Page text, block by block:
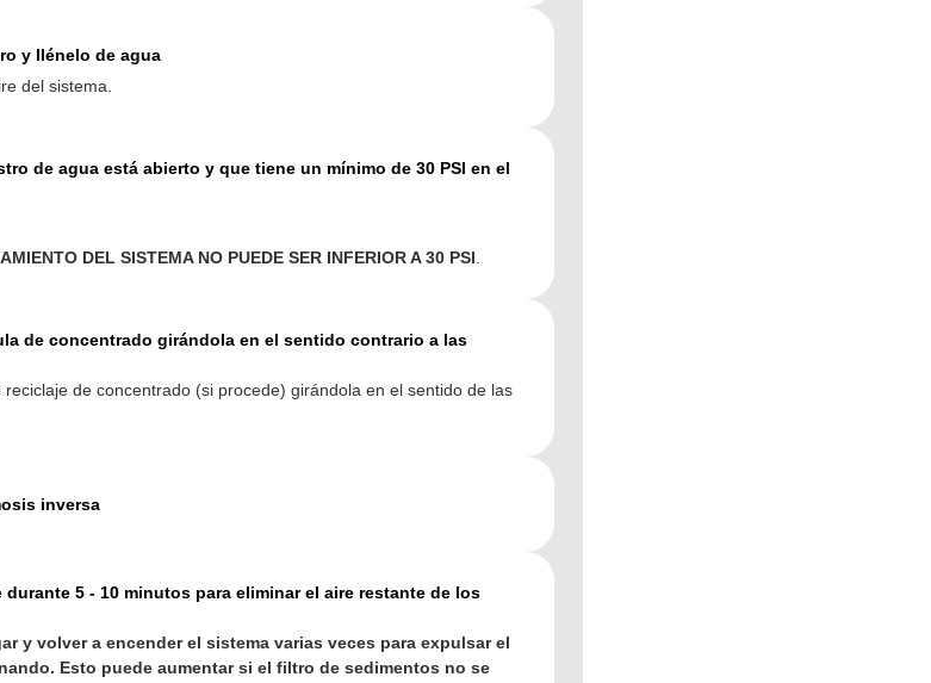
y llénelo de agua
del sistema.
de agua está abierto y que tiene un mínimo de 30 PSI en el
DEL SISTEMA NO PUEDE SER INFERIOR A 30 PSI
de concentrado girándola en el sentido contrario a las
de concentrado (si procede) girándola en el sentido de las
inversa
5 - 10 minutos para eliminar el aire restante de los
y volver a encender el sistema varias veces para expulsar el
Esto puede aumentar si el filtro de sedimentos no se